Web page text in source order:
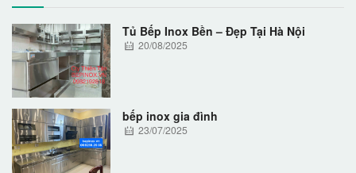
Tủ Bếp Inox Bền – Đẹp Tại Hà Nội
20/08/2025
bếp inox gia đình
23/07/2025